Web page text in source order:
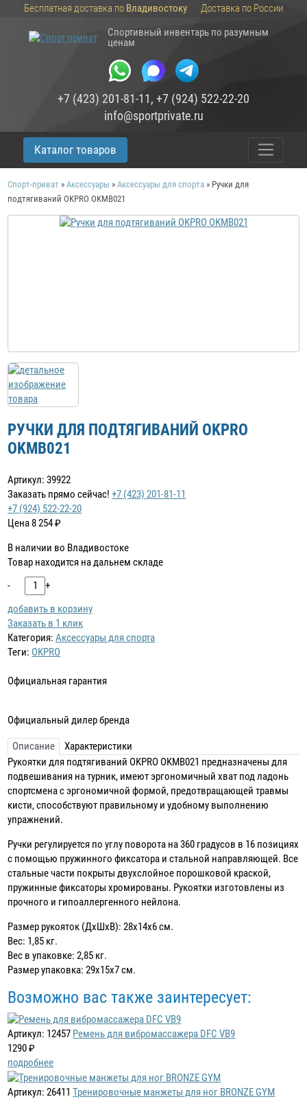
Бесплатная доставка по Владивостоку
Доставка по России
Спортивный инвентарь по разумным
ценам
+7 (423) 201-81-11, +7 (924) 522-22-20
info@sportprivate.ru
Каталог товаров
Спорт-приват »Аксессуары »Аксессуары для спорта » Ручки для
подтягиваний OKPRO OKMB021
РУЧКИ ДЛЯ ПОДТЯГИВАНИЙ OKPRO
OKMB021
Артикул: 39922
Заказать прямо сейчас! +7 (423) 201-81-11
+7 (924) 522-22-20
Цена 8 254₽
В наличии во Владивостоке
Товар находится на дальнем складе
-
+
добавить в корзину
Заказать в 1 клик
Категория:Аксессуары для спорта
Теги: OKPRO
Официальная гарантия
Официальный дилер бренда
Описание
Характеристики
Рукоятки для подтягиваний OKPRO OKMB021 предназначены для
подвешивания на турник, имеют эргономичный хват под ладонь
спортсмена с эргономичной формой, предотвращающей травмы
кисти, способствуют правильному и удобному выполнению
упражнений.
Ручки регулируется по углу поворота на 360 градусов в 16 позициях
с помощью пружинного фиксатора и стальной направляющей. Все
стальные части покрыты двухслойное порошковой краской,
пружинные фиксаторы хромированы. Рукоятки изготовлены из
прочного и гипоаллергенного нейлона.
Размер рукояток (ДхШхВ): 28х14х6 см.
Вес: 1,85 кг.
Вес в упаковке: 2,85 кг.
Размер упаковка: 29х15х7 см.
Возможно вас также заинтересует:
Артикул: 12457 Ремень для вибромассажера DFC VB9
1290 ₽
подробнее
Артикул: 26411 Тренировочные манжеты для ног BRONZE GYM